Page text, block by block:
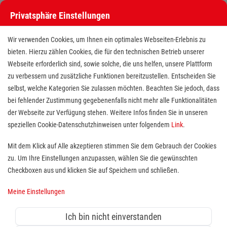
Ausbilder (m/w/d) Erste Hilfe im
Landkreis Vechta/Oldenburg
Standort(e):Dinklage, Goldenstedt, Visbek,
Du interessierst dich für Erste Hilfe und deine
Leidenschaft ist, anderen Menschen Wissen zu
Privatsphäre Einstellungen
Wir verwenden Cookies, um Ihnen ein optimales Webseiten-Erlebnis zu
bieten. Hierzu zählen Cookies, die für den technischen Betrieb unserer
Webseite erforderlich sind, sowie solche, die uns helfen, unsere Plattform
zu verbessern und zusätzliche Funktionen bereitzustellen. Entscheiden Sie
selbst, welche Kategorien Sie zulassen möchten. Beachten Sie jedoch, dass
bei fehlender Zustimmung gegebenenfalls nicht mehr alle Funktionalitäten
der Webseite zur Verfügung stehen. Weitere Infos finden Sie in unseren
speziellen Cookie-Datenschutzhinweisen unter folgendem Link.
Mit dem Klick auf Alle akzeptieren stimmen Sie dem Gebrauch der Cookies
zu. Um Ihre Einstellungen anzupassen, wählen Sie die gewünschten
Checkboxen aus und klicken Sie auf Speichern und schließen.
Meine Einstellungen
Ich bin nicht einverstanden